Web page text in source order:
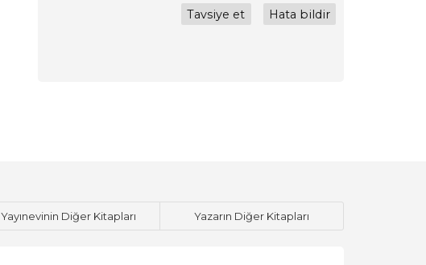
Tavsiye et Hata bildir
Yayınevinin Diğer Kitapları Yazarın Diğer Kitapları